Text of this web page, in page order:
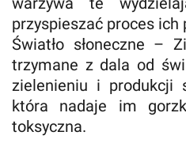
przyspieszać proces ich
Światło słoneczne –
trzymane z dala od
zielenieniu i produkcji
która nadaje im
toksyczna.